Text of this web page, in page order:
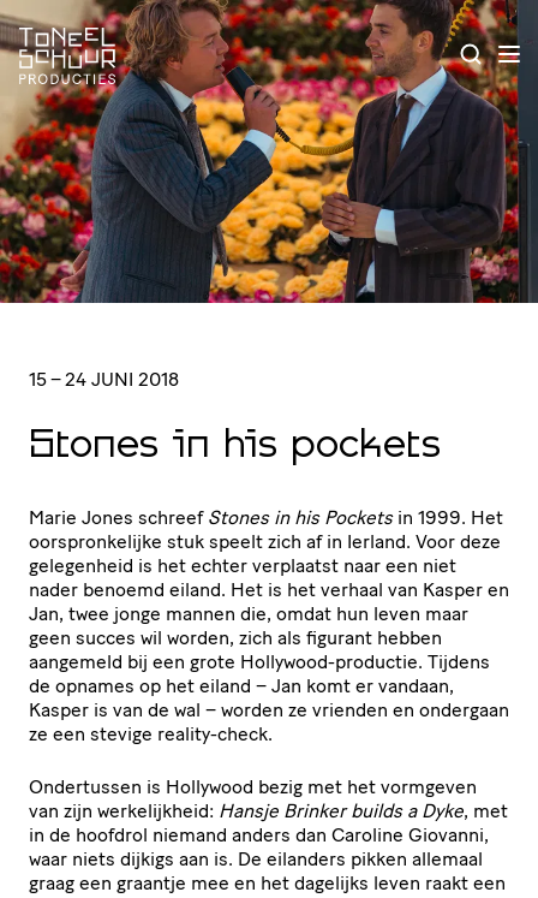
15 – 24 JUNI 2018
Stones in his pockets
Marie Jones schreef Stones in his Pocketsin 1999. Het
oorspron­ke­lijke stuk speelt zich af in Ierland. Voor deze
gelegenheid is het echter verplaatst naar een niet
nader benoemd eiland. Het is het verhaal van Kasper en
Jan, twee jonge mannen die, omdat hun leven maar
geen succes wil worden, zich als figurant hebben
aangemeld bij een grote Hollywood-productie. Tijdens
de opnames op het eiland – Jan komt er vandaan,
Kasper is van de wal – worden ze vrienden en ondergaan
ze een stevige reality-check.
Ondertussen is Hollywood bezig met het vormgeven
van zijn werke­lijk­heid: Hansje Brinker builds a Dyke, met
in de hoofdrol niemand anders dan Caroline Giovanni,
waar niets dijkigs aan is. De eilanders pikken allemaal
graag een graantje mee en het dagelijks leven raakt een